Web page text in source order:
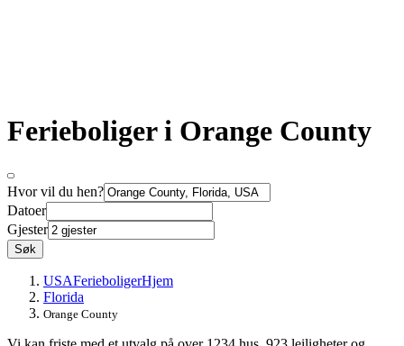
Ferieboliger i Orange County
Hvor vil du hen?
Datoer
Gjester
Søk
USAFerieboligerHjem
Florida
Orange County